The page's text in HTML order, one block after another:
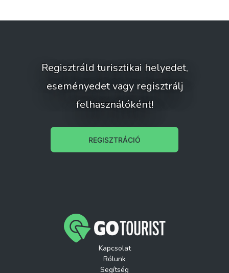
Regisztráld turisztikai helyedet,
eseményedet vagy regisztrálj
felhasználóként!
REGISZTRÁCIÓ
Kapcsolat
Rólunk
Segítség